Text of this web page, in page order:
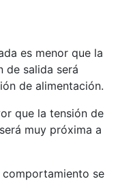
es menor que la
de salida será
de alimentación.
que la tensión de
muy próxima a
se